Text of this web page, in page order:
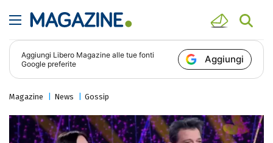
Aggiungi Libero Magazine alle tue fonti
Google preferite
Aggiungi
Magazine News Gossip